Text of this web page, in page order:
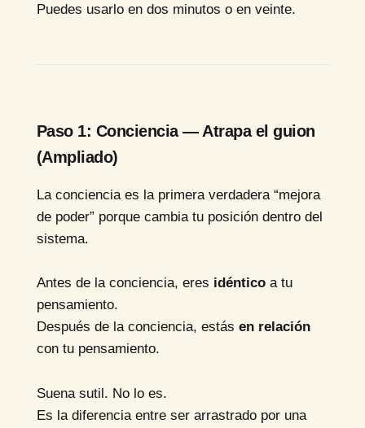
Puedes usarlo en dos minutos o en veinte.
Paso 1: Conciencia — Atrapa el guion
(Ampliado)
La conciencia es la primera verdadera “mejora
de poder” porque cambia tu posición dentro del
sistema.
Antes de la conciencia, eres idénticoa tu
pensamiento.
Después de la conciencia, estás en relación
con tu pensamiento.
Suena sutil. No lo es.
Es la diferencia entre ser arrastrado por una